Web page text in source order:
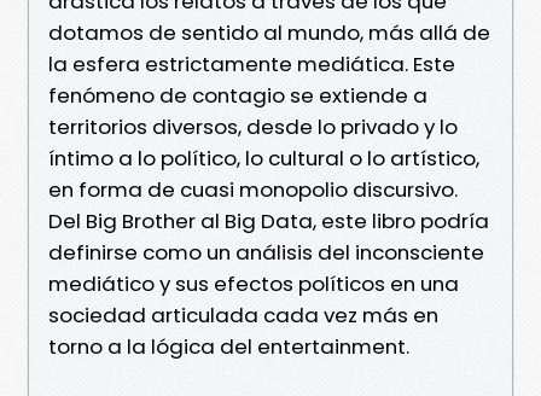
dotamos de sentido al mundo, más allá de
la esfera estrictamente mediática. Este
fenómeno de contagio se extiende a
territorios diversos, desde lo privado y lo
íntimo a lo político, lo cultural o lo artístico,
en forma de cuasi monopolio discursivo.
Del Big Brother al Big Data, este libro podría
definirse como un análisis del inconsciente
mediático y sus efectos políticos en una
sociedad articulada cada vez más en
torno a la lógica del entertainment.